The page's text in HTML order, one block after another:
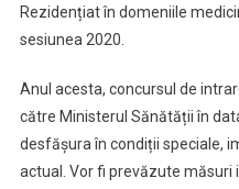
Rezidențiat în domeniile
sesiunea 2020.
Anul acesta, concursul de
către Ministerul Sănătății în
desfășura în condiții speciale,
actual. Vor fi prevăzute măsuri